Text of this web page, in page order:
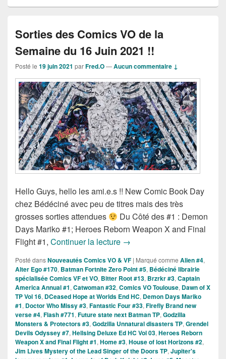
Sorties des Comics VO de la
Semaine du 16 Juin 2021 !!
Posté le 19 juin 2021 parFred.O—Aucun commentaire ↓
Hello Guys, hello les ami.e.s !! New Comic Book Day
chez Bédéciné avec peu de titres mais des très
grosses sorties attendues
Du Côté des #1 : Demon
Days Mariko #1; Heroes Reborn Weapon X and Final
Flight #1, Continuer la lecture Sorties des Comics VO de
→
Posté dansNouveautés Comics VO & VF | Marqué comme Alien #4,
Alter Ego #170, Batman Fortnite Zero Point #5, Bédéciné librairie
spécialisée Comics VF et VO, Bitter Root #13, Brzrkr #3, Captain
America Annual #1, Catwoman #32, Comics VO Toulouse, Dawn of X
TP Vol 16, DCeased Hope at Worlds End HC, Demon Days Mariko
#1, Doctor Who Missy #3, Fantastic Four #33, Firefly Brand new
verse #4, Flash #771, Future state next Batman TP, Godzilla
Monsters & Protectors #3, Godzilla Unnatural disasters TP, Grendel
Devils Odyssey #7, Hellsing Deluxe Ed HC Vol 03, Heroes Reborn
Weapon X and Final Flight #1, Home #3, House of lost Horizons #2,
Jim Lives Mystery of the Lead Singer of the Doors TP, Jupiter's